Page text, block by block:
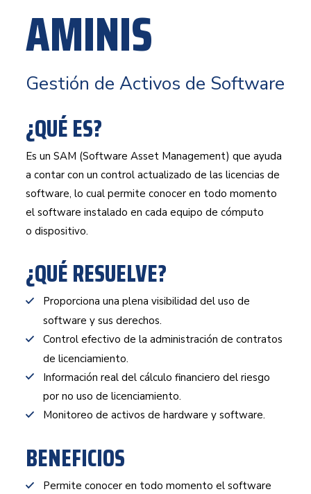
AMINIS
Gestión de Activos de Software
¿QUÉ ES?
Es un SAM (Software Asset Management) que ayuda
a contar con un control actualizado de las licencias de
software, lo cual permite conocer en todo momento
el software instalado en cada equipo de cómputo
o dispositivo.
¿QUÉ RESUELVE?
Proporciona una plena visibilidad del uso de
software y sus derechos.
Control efectivo de la administración de contratos
de licenciamiento.
Información real del cálculo financiero del riesgo
por no uso de licenciamiento.
Monitoreo de activos de hardware y software.
BENEFICIOS
Permite conocer en todo momento el software